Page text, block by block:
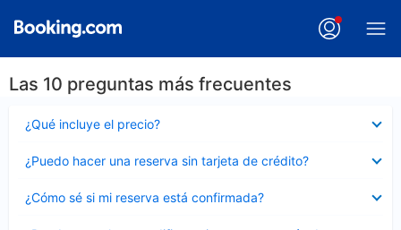
Las 10 preguntas más frecuentes
¿Qué incluye el precio?
cerrado
¿Puedo hacer una reserva sin tarjeta de crédito?
cerrado
¿Cómo sé si mi reserva está confirmada?
cerrado